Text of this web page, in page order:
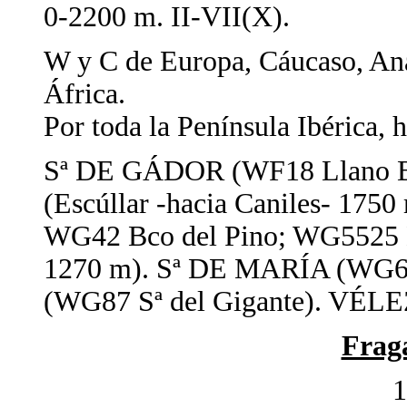
0-2200 m. II-VII(X).
W y C de Europa, Cáucaso,
África.
Por toda la Península Ibérica,
Sª DE GÁDOR (WF18 Llano
(Escúllar -hacia Caniles-
WG42 Bco del Pino;
1270 m). Sª DE MARÍA
(WG87 Sª del Gigante).